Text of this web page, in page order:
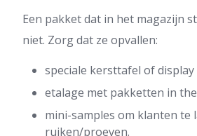
Een pakket dat in het magazijn
niet. Zorg dat ze opvallen:
speciale kersttafel of display
etalage met pakketten in
mini-samples om klanten te
ruiken/proeven.